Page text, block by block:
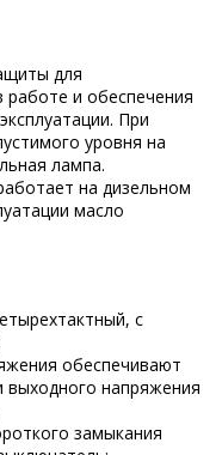
для
и обеспечения
При
уровня на
лампа.
на дизельном
масло
с
обеспечивают
выходного напряжения
замыкания